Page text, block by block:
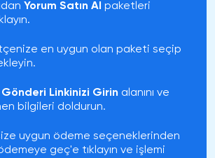
Yorum Satın Al paketleri
en uygun olan paketi seçip
Gönderi Linkinizi Girin alanını ve
bilgileri doldurun.
uygun ödeme seçeneklerinden
geç'e tıklayın ve işlemi